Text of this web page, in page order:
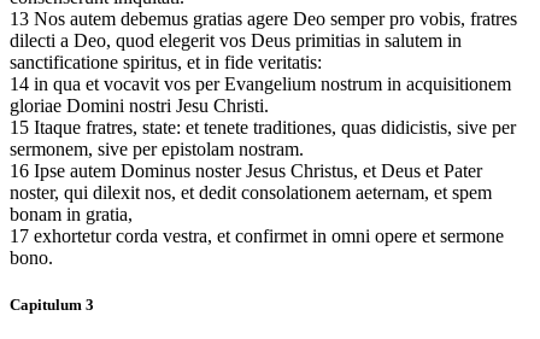
13 Nos autem debemus gratias agere Deo semper pro vobis, fratres
dilecti a Deo, quod elegerit vos Deus primitias in salutem in
sanctificatione spiritus, et in fide veritatis:
14 in qua et vocavit vos per Evangelium nostrum in acquisitionem
gloriae Domini nostri Jesu Christi.
15 Itaque fratres, state: et tenete traditiones, quas didicistis, sive per
sermonem, sive per epistolam nostram.
16 Ipse autem Dominus noster Jesus Christus, et Deus et Pater
noster, qui dilexit nos, et dedit consolationem aeternam, et spem
bonam in gratia,
17 exhortetur corda vestra, et confirmet in omni opere et sermone
bono.
Capitulum 3